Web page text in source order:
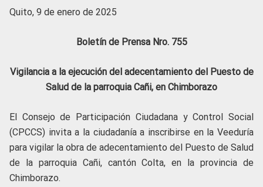
Quito, 9 de enero de 2025
Boletín de Prensa Nro. 755
Vigilancia a la ejecución del adecentamiento del Puesto de
Salud de la parroquia Cañi, en Chimborazo
El Consejo de Participación Ciudadana y Control Social
(CPCCS) invita a la ciudadanía a inscribirse en la Veeduría
para vigilar la obra de adecentamiento del Puesto de Salud
de la parroquia Cañi, cantón Colta, en la provincia de
Chimborazo.